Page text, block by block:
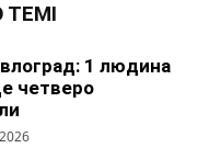
ТЕМІ
1 людина
четверо